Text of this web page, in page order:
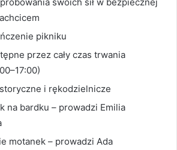
pikniku
przez cały czas trwania
i rękodzielnicze
na bardku – prowadzi Emilia
motanek – prowadzi Ada